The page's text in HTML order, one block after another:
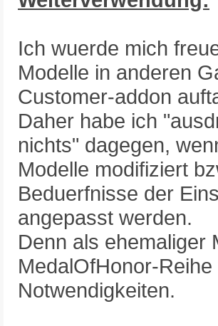
Ich wuerde mich
Modelle in anderen
Customer-addon
Daher habe ich
nichts" dagegen,
Modelle modifiziert
Beduerfnisse der
angepasst werden.
Denn als ehemaliger
MedalOfHonor-
Notwendigkeiten.